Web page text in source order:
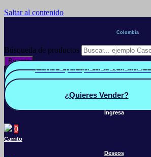
Saltar al contenido
Colombia
Búsqueda de productos
Buscar
Conoce por qué debes vender
Quiero Vender
¿Quieres Vender?
Ingresa
0
Carrito
Deseos